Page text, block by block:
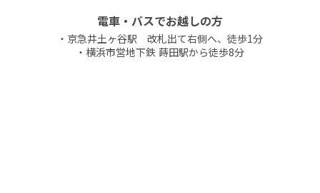
電車・バスでお越しの方
・京急井土ヶ谷駅 改札出て右側へ、徒歩1分
・横浜市営地下鉄 蒔田駅から徒歩8分